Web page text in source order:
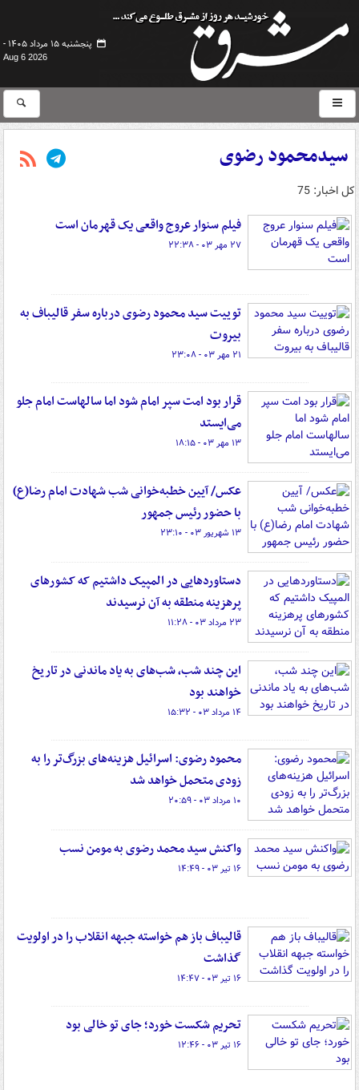
پنجشنبه ۱۵ مرداد ۱۴۰۵ -
Aug 6 2026
سیدمحمود رضوی
کل اخبار: 75
فیلم سنوار عروج واقعی یک قهرمان است
۲۷ مهر ۰۳ - ۲۲:۳۸
توییت سید محمود رضوی درباره سفر قالیباف به
بیروت
۲۱ مهر ۰۳ - ۲۳:۰۸
قرار بود امت سپر امام شود اما سالهاست امام جلو
می‌ایستد
۱۳ مهر ۰۳ - ۱۸:۱۵
عکس/ آیین خطبه‌خوانی شب شهادت امام رضا(ع)
با حضور رئیس جمهور
۱۳ شهریور ۰۳ - ۲۳:۱۰
دستاوردهایی در المپیک داشتیم که کشورهای
پرهزینه منطقه به آن نرسیدند
۲۳ مرداد ۰۳ - ۱۱:۲۸
این چند شب، شب‌های به یاد ماندنی در تاریخ
خواهند بود
۱۴ مرداد ۰۳ - ۱۵:۳۲
محمود رضوی: اسرائیل هزینه‌های بزرگ‌تر را به
زودی متحمل خواهد شد
۱۰ مرداد ۰۳ - ۲۰:۵۹
واکنش سید محمد رضوی به مومن نسب
۱۶ تیر ۰۳ - ۱۴:۴۹
قالیباف باز هم خواسته جبهه انقلاب را در اولویت
گذاشت
۱۶ تیر ۰۳ - ۱۴:۴۷
تحریم شکست خورد؛ جای تو خالی بود
۱۶ تیر ۰۳ - ۱۲:۴۶